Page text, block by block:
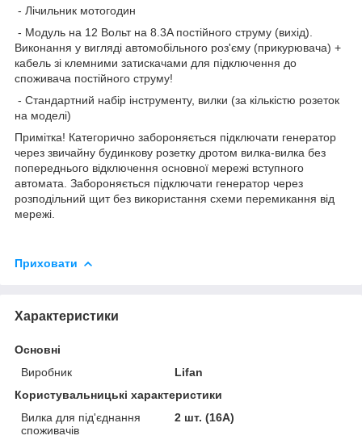
- Лічильник мотогодин
- Модуль на 12 Вольт на 8.3A постійного струму (вихід).
Виконання у вигляді автомобільного роз'єму (прикурювача) +
кабель зі клемними затискачами для підключення до
споживача постійного струму!
- Стандартний набір інструменту, вилки (за кількістю розеток
на моделі)
Примітка! Категорично забороняється підключати генератор
через звичайну будинкову розетку дротом вилка-вилка без
попереднього відключення основної мережі вступного
автомата. Забороняється підключати генератор через
розподільний щит без використання схеми перемикання від
мережі.
Приховати
Характеристики
Основні
Виробник
Lifan
Користувальницькі характеристики
Вилка для під'єднання
споживачів
2 шт. (16А)